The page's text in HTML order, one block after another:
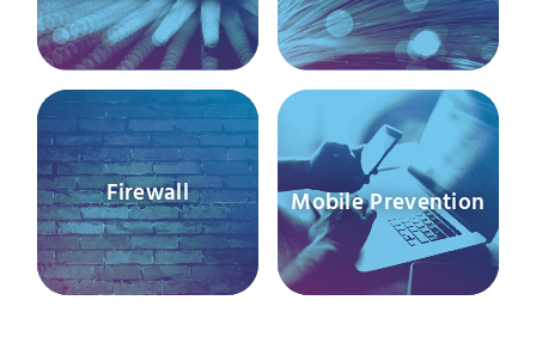
Firewall Mobile Prevention